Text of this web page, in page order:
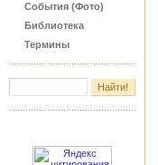
События (Фото)
Библиотека
Термины